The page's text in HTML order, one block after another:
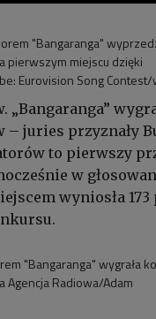
"Bangaranga"
pierwszym miejscu dzięki
Eurovision Song
„Bangaranga”
juries przyznały
to pierwszy
w
wyniosła
"Bangaranga" wygrała
Agencja Radiowa/Adam